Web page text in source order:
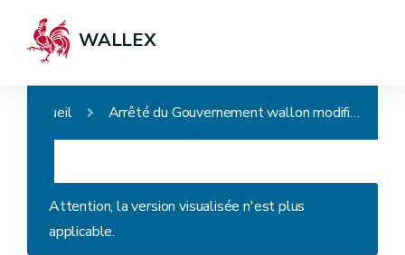
WALLEX
Accueil Arrêté du Gouvernement wallon modifiant l'arrêté du Gouvernement wallon du 30 novembre 2006 relatif à la promotion de l'électricité produite au moyen de sources d'énergie renouvelables ou de cogénération
Attention, la version visualisée n'est plus
applicable.